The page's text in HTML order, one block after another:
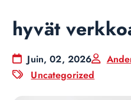
hyvät
Juin, 02, 2026
Uncategorized